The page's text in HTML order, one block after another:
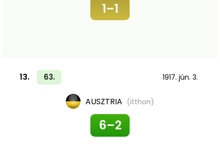
1–1
13. 63. 1917. jún. 3.
AUSZTRIA (itthon)
6–2